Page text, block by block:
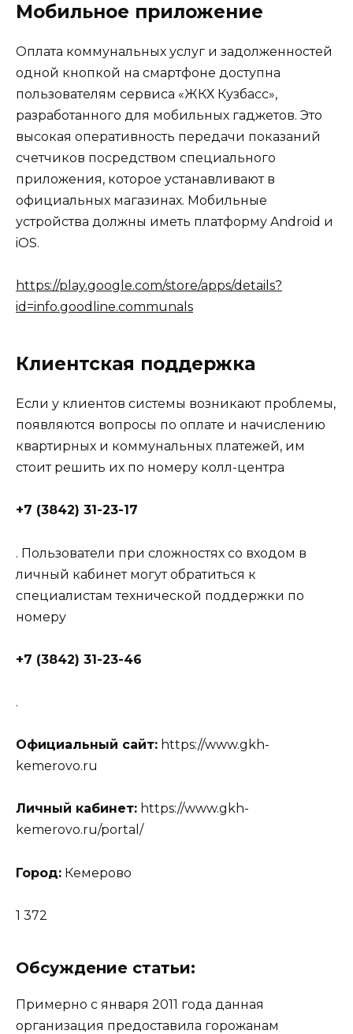
Мобильное приложение
Оплата коммунальных услуг и задолженностей
одной кнопкой на смартфоне доступна
пользователям сервиса «ЖКХ Кузбасс»,
разработанного для мобильных гаджетов. Это
высокая оперативность передачи показаний
счетчиков посредством специального
приложения, которое устанавливают в
официальных магазинах. Мобильные
устройства должны иметь платформу Android и
iOS.
https://play.google.com/store/apps/details?
id=info.goodline.communals
Клиентская поддержка
Если у клиентов системы возникают проблемы,
появляются вопросы по оплате и начислению
квартирных и коммунальных платежей, им
стоит решить их по номеру колл-центра
+7 (3842) 31-23-17
. Пользователи при сложностях со входом в
личный кабинет могут обратиться к
специалистам технической поддержки по
номеру
+7 (3842) 31-23-46
.
Официальный сайт: https://www.gkh-
kemerovo.ru
Личный кабинет: https://www.gkh-
kemerovo.ru/portal/
Город: Кемерово
1 372
Обсуждение статьи:
Примерно с января 2011 года данная
организация предоставила горожанам